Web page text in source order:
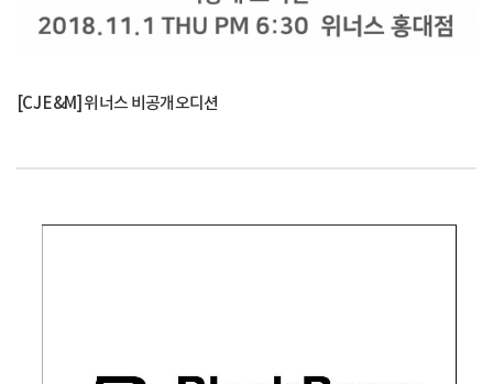
[CJ E&M] 위너스 비공개오디션